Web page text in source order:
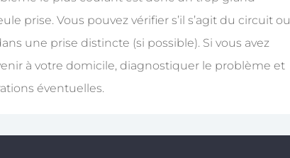
prise. Vous pouvez vérifier s’il s’agit du circuit ou
une prise distincte (si possible). Si vous avez
à votre domicile, diagnostiquer le problème et
éventuelles.